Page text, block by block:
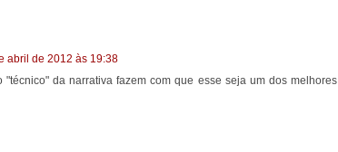
abril de 2012 às 19:38
da narrativa fazem com que esse seja um dos melhores